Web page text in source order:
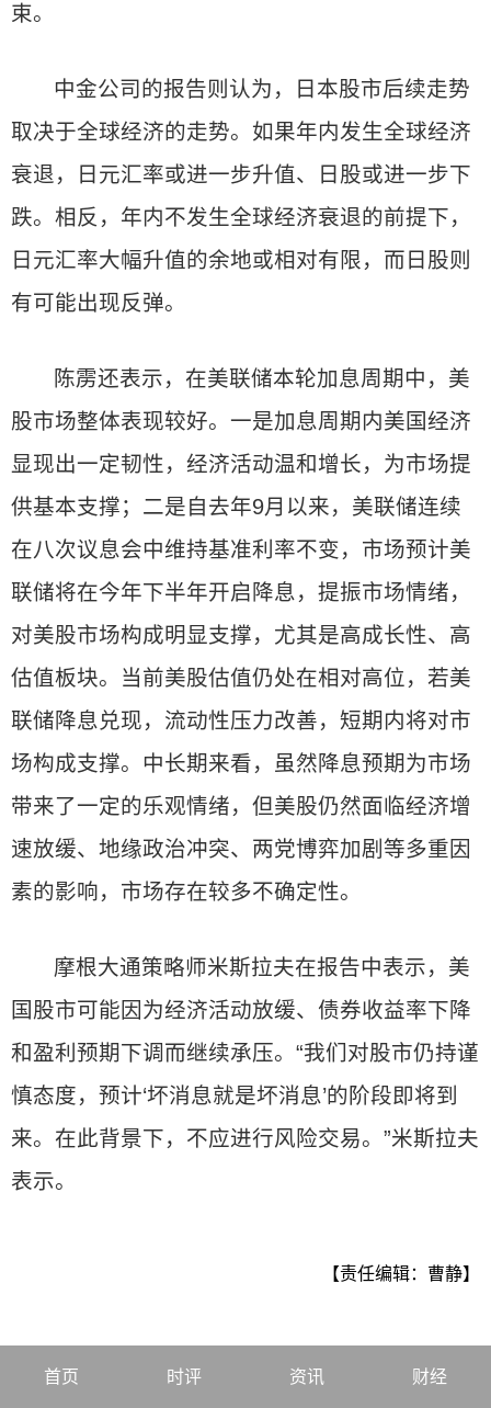
束。
中金公司的报告则认为，日本股市后续走势
取决于全球经济的走势。如果年内发生全球经济
衰退，日元汇率或进一步升值、日股或进一步下
跌。相反，年内不发生全球经济衰退的前提下，
日元汇率大幅升值的余地或相对有限，而日股则
有可能出现反弹。
陈雳还表示，在美联储本轮加息周期中，美
股市场整体表现较好。一是加息周期内美国经济
显现出一定韧性，经济活动温和增长，为市场提
供基本支撑；二是自去年9月以来，美联储连续
在八次议息会中维持基准利率不变，市场预计美
联储将在今年下半年开启降息，提振市场情绪，
对美股市场构成明显支撑，尤其是高成长性、高
估值板块。当前美股估值仍处在相对高位，若美
联储降息兑现，流动性压力改善，短期内将对市
场构成支撑。中长期来看，虽然降息预期为市场
带来了一定的乐观情绪，但美股仍然面临经济增
速放缓、地缘政治冲突、两党博弈加剧等多重因
素的影响，市场存在较多不确定性。
摩根大通策略师米斯拉夫在报告中表示，美
国股市可能因为经济活动放缓、债券收益率下降
和盈利预期下调而继续承压。“我们对股市仍持谨
慎态度，预计‘坏消息就是坏消息’的阶段即将到
来。在此背景下，不应进行风险交易。”米斯拉夫
表示。
【责任编辑：曹静】
首页 时评 资讯 财经